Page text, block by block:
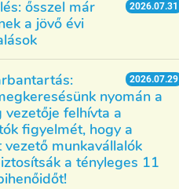
2026.07.31
ősszel már
a jövő évi
2026.07.29
nyomán a
vezetője felhívta a
figyelmét, hogy a
munkavállalók
a tényleges 11